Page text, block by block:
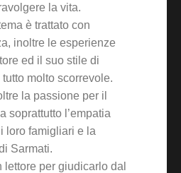
la vita.
è trattato con
inoltre le esperienze
ed il suo stile di
molto scorrevole.
la passione per il
soprattutto l’empatia
loro famigliari e la
Sarmati.
lettore per giudicarlo dal